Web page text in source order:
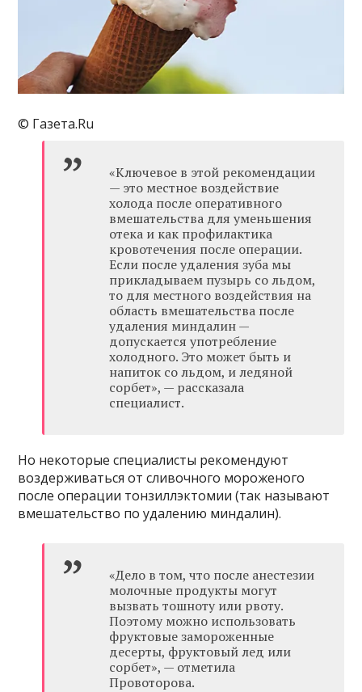
© Газета.Ru
«Ключевое в этой рекомендации
— это местное воздействие
холода после оперативного
вмешательства для уменьшения
отека и как профилактика
кровотечения после операции.
Если после удаления зуба мы
прикладываем пузырь со льдом,
то для местного воздействия на
область вмешательства после
удаления миндалин —
допускается употребление
холодного. Это может быть и
напиток со льдом, и ледяной
сорбет», — рассказала
специалист.
Но некоторые специалисты рекомендуют
воздерживаться от сливочного мороженого
после операции тонзиллэктомии (так называют
вмешательство по удалению миндалин).
«Дело в том, что после анестезии
молочные продукты могут
вызвать тошноту или рвоту.
Поэтому можно использовать
фруктовые замороженные
десерты, фруктовый лед или
сорбет», — отметила
Провоторова.